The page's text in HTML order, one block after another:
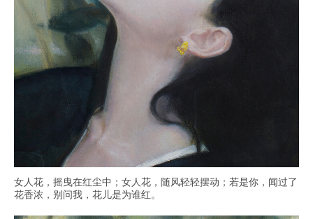
女人花，摇曳在红尘中；女人花，随风轻轻摆动；若是你，闻过了
花香浓，别问我，花儿是为谁红。